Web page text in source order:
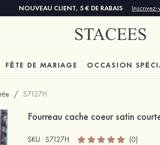
NOUVEAU CLIENT, 5 € DE RABAIS Inscrivez-
FÊTE DE MARIAGE OCCASION
/ S7127H
Fourreau cache coeur satin
SKU : S7127H (0)